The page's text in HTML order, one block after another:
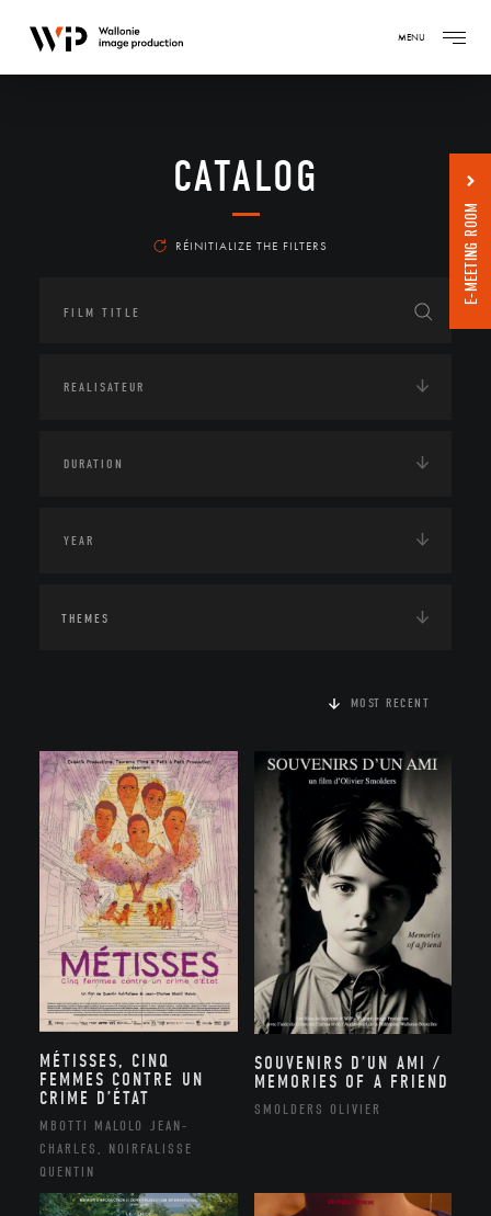
MENU
CATALOG
RÉINITIALIZE THE FILTERS
THEMES
MOST RECENT
MÉTISSES, CINQ
FEMMES CONTRE UN
CRIME D’ÉTAT
MBOTTI MALOLO JEAN-
CHARLES, NOIRFALISSE
QUENTIN
SOUVENIRS D’UN AMI /
MEMORIES OF A FRIEND
SMOLDERS OLIVIER
E-MEETING ROOM